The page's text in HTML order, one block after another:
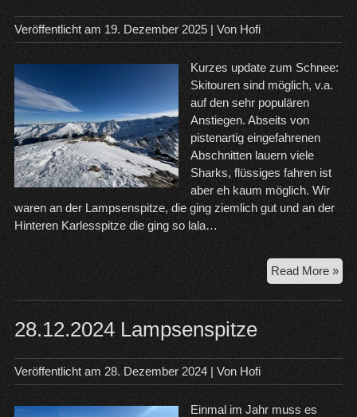
Veröffentlicht am 19. Dezember 2025| Von Hofi
Kurzes update zum Schnee:
Skitouren sind möglich, v.a.
auf den sehr populären
Anstiegen. Abseits von
pistenartig eingefahrenen
Abschnitten lauern viele
Sharks, flüssiges fahren ist
aber eh kaum möglich. Wir
waren an der Lampsenspitze, die ging ziemlich gut und an der
Hinteren Karlesspitze die ging so lala…
Read More »14.
und
im
28.12.2024 Lampsenspitze
Veröffentlicht am 28. Dezember 2024| Von Hofi
Einmal im Jahr muss es